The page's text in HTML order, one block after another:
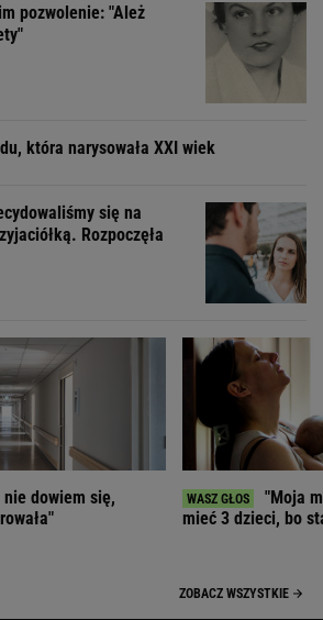
pozwolenie: "Ależ
która narysowała XXI wiek
się na
Rozpoczęła
dowiem się,
"Moja
mieć 3 dzieci, bo
ZOBACZ WSZYSTKIE